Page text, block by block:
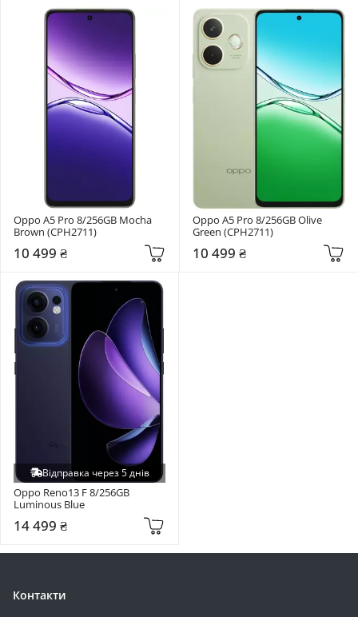
Oppo A5 Pro 8/256GB Mocha
Brown (CPH2711)
10 499 ₴
Oppo A5 Pro 8/256GB Olive
Green (CPH2711)
10 499 ₴
Відправка через 5 днів
Oppo Reno13 F 8/256GB
Luminous Blue
14 499 ₴
Контакти